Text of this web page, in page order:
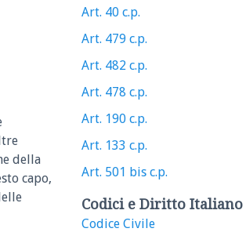
della
capo,
Art. 40 c.p.
Art. 479 c.p.
Art. 482 c.p.
Art. 478 c.p.
Art. 190 c.p.
Art. 133 c.p.
Art. 501 bis c.p.
Codici e Diritto Italiano
Codice Civile